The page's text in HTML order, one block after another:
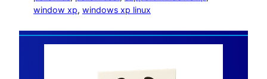
window xp, windows xp linux